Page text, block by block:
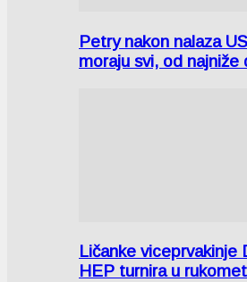
Petry nakon nalaza
moraju svi, od
Ličanke viceprvakinje
HEP turnira u